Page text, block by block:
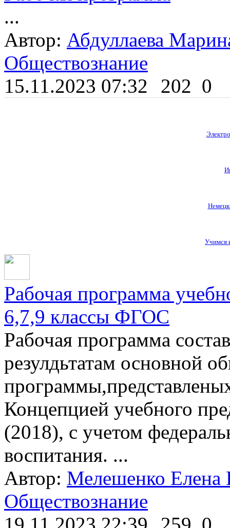
...
Автор: Абдуллаева
Обществознание
15.11.2023 07:32
202 0
Учимся
Рабочая программа
6,7,9 классы ФГОС
Рабочая программа
резулдьтатам основной
Концепцией учебного
(2018), с учетом
воспитания. ...
Автор: Мелешенко Елена
Обществознание